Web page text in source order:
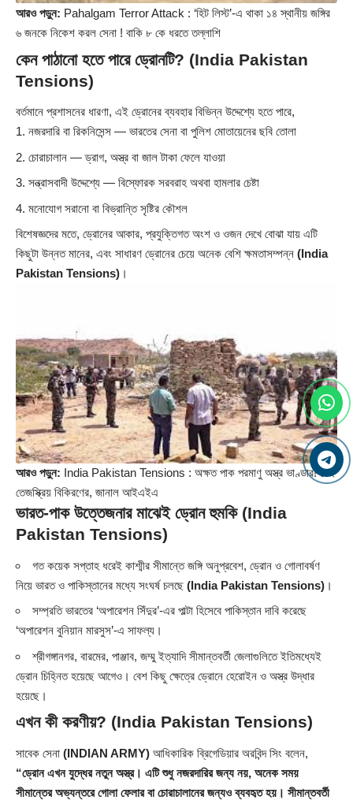
আরও পড়ুন: Pahalgam Terror Attack : ‘হিট লিস্ট’-এ থাকা ১৪ স্থানীয় জঙ্গির
৬ জনকে নিকেশ করল সেনা ! বাকি ৮ কে ধরতে তল্লাশি
কেন পাঠানো হতে পারে ড্রোনটি? (India Pakistan
Tensions)
বর্তমানে প্রশাসনের ধারণা, এই ড্রোনের ব্যবহার বিভিন্ন উদ্দেশ্যে হতে পারে,
নজরদারি বা রিকনিসেন্স — ভারতের সেনা বা পুলিশ মোতায়েনের ছবি তোলা
চোরাচালান — ড্রাগ, অস্ত্র বা জাল টাকা ফেলে যাওয়া
সন্ত্রাসবাদী উদ্দেশ্যে — বিস্ফোরক সরবরাহ অথবা হামলার চেষ্টা
মনোযোগ সরানো বা বিভ্রান্তি সৃষ্টির কৌশল
বিশেষজ্ঞদের মতে, ড্রোনের আকার, প্রযুক্তিগত অংশ ও ওজন দেখে বোঝা যায় এটি
কিছুটা উন্নত মানের, এবং সাধারণ ড্রোনের চেয়ে অনেক বেশি ক্ষমতাসম্পন্ন (India
Pakistan Tensions) ।
আরও পড়ুন: India Pakistan Tensions : অক্ষত পাক পরমাণু অস্ত্র ভাণ্ডার! নেই
তেজস্ক্রিয় বিকিরণের, জানাল আইএইএ
ভারত-পাক উত্তেজনার মাঝেই ড্রোন হুমকি (India
Pakistan Tensions)
গত কয়েক সপ্তাহ ধরেই কাশ্মীর সীমান্তে জঙ্গি অনুপ্রবেশ, ড্রোন ও গোলাবর্ষণ
নিয়ে ভারত ও পাকিস্তানের মধ্যে সংঘর্ষ চলছে (India Pakistan Tensions) ।
সম্প্রতি ভারতের ‘অপারেশন সিঁদুর’-এর পাল্টা হিসেবে পাকিস্তান দাবি করেছে
‘অপারেশন বুনিয়ান মারসুস’-এ সাফল্য।
শ্রীগঙ্গানগর, বারমের, পাঞ্জাব, জম্মু ইত্যাদি সীমান্তবর্তী জেলাগুলিতে ইতিমধ্যেই
ড্রোন চিহ্নিত হয়েছে আগেও। বেশ কিছু ক্ষেত্রে ড্রোনে হেরোইন ও অস্ত্র উদ্ধার
হয়েছে।
এখন কী করণীয়? (India Pakistan Tensions)
সাবেক সেনা (INDIAN ARMY) আধিকারিক ব্রিগেডিয়ার অরবিন্দ সিং বলেন,
“ড্রোন এখন যুদ্ধের নতুন অস্ত্র। এটি শুধু নজরদারির জন্য নয়, অনেক সময়
সীমান্তের অভ্যন্তরে গোলা ফেলার বা চোরাচালানের জন্যও ব্যবহৃত হয়। সীমান্তবর্তী